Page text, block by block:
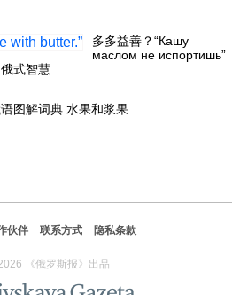
多多益善？“Кашу
маслом не испортишь”
式智慧
图解词典 水果和浆果
伙伴 联系方式 隐私条款
《俄罗斯报》出品